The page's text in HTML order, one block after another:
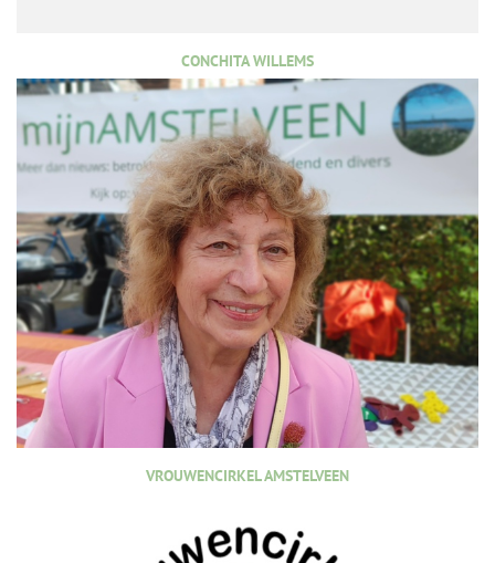
CONCHITA WILLEMS
VROUWENCIRKEL AMSTELVEEN